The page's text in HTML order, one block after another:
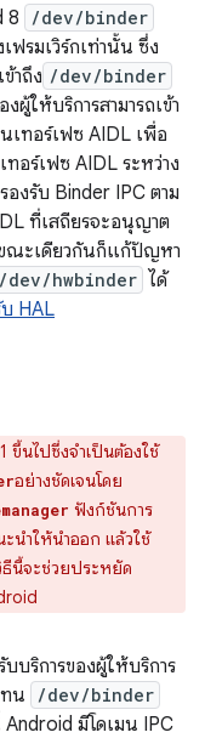
8
/dev/binder
ฟรมเวิร์กเท่านั้น ซึ่ง
าถึง /dev/binder
ผู้ให้บริการสามารถเข้า
เทอร์เฟซ AIDL เพื่อ
อร์เฟซ AIDL ระหว่าง
องรับ Binder IPC ตาม
ที่เสถียรจะอนุญาต
ณะเดียวกันก็แก้ปัญหา
/dev/hwbinder ได้
HAL
นไปซึ่งจำเป็นต้องใช้
อย่างชัดเจนโดย
ฟังก์ชันการ
ะนำให้นำออก แล้วใช้
ธีนี้จะช่วยประหยัด
บริการของผู้ให้บริการ
น /dev/binder
มีโดเมน IPC